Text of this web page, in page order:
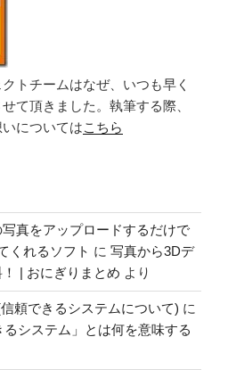
トチームはなぜ、いつも早く
て頂きました。執筆する際、
についてはこちら
真をアップロードするだけで
くれるソフト に 写真から3Dデ
| おにぎりまとめ より
頼できるシステムについて) に
システム」とは何を意味する